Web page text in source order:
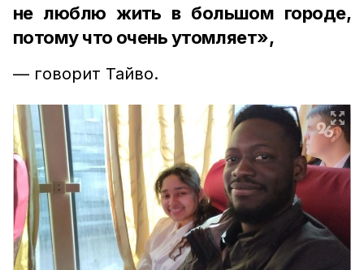
не люблю жить в большом городе,
потому что очень утомляет»,
— говорит Тайво.